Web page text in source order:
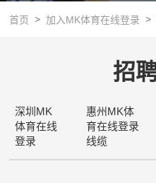
首页 加入MK体育在线登录
招
深圳MK
体育在线
登录
惠州MK体
育在线登录
线缆